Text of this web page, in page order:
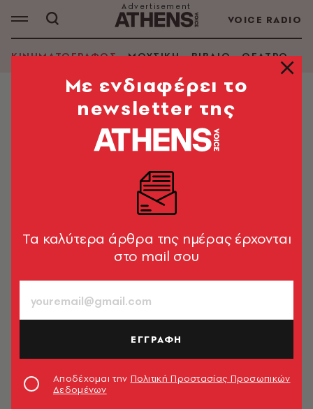
VOICE RADIO
ΚΙΝΗΜΑΤΟΓΡΑΦΟΣ ΜΟΥΣΙΚΗ ΒΙΒΛΙΟ ΘΕΑΤΡΟ -
ΚΙΝΗΜΑΤΟΓΡΑΦΟΣ
Michael: Κυκλοφόρησε το πρώτο
τρέιλερ για τη βιογραφική ταινία
του Μάικλ Τζάκσον
Η ζωή του «βασιλιά της ποπ» ζωντανεύει στη μεγάλη
Mε ενδιαφέρει το
newsletter της
Tα καλύτερα άρθρα της ημέρας έρχονται
στο mail σου
ΕΓΓΡΑΦΗ
Αποδέχομαι την Πολιτική Προστασίας Προσωπικών
Δεδομένων